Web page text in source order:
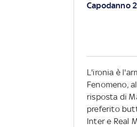
Capodanno
L'ironia è
Fenomeno,
risposta di
preferito
Inter e Real